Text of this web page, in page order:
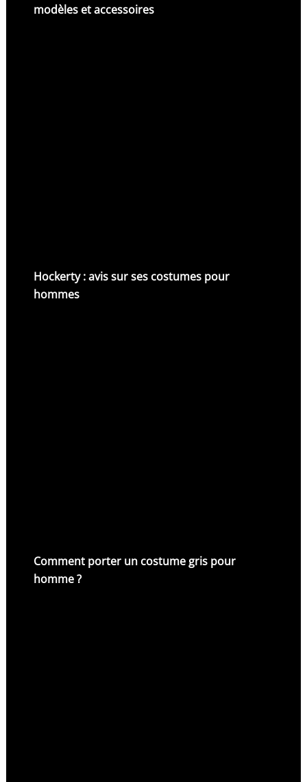
modèles et accessoires
Hockerty : avis sur ses costumes pour
hommes
Comment porter un costume gris pour
homme ?